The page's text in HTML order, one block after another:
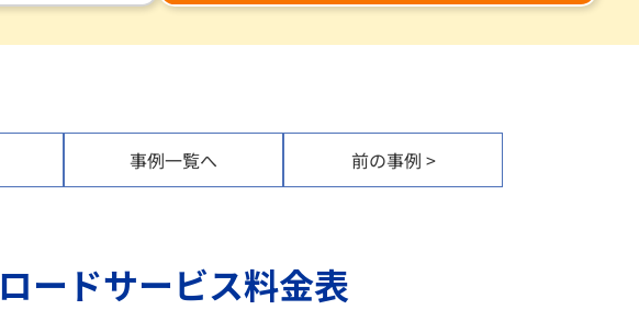
事例一覧へ 前の事例 >
ロードサービス料金表